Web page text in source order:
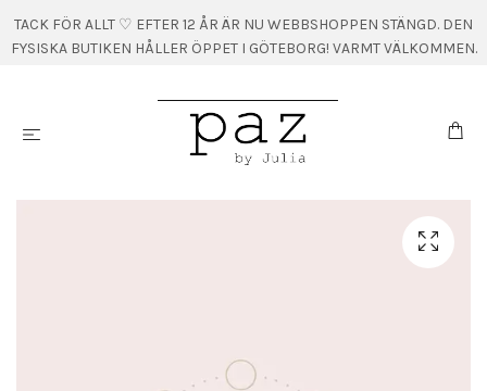
TACK FÖR ALLT ♡ EFTER 12 ÅR ÄR NU WEBBSHOPPEN STÄNGD. DEN
FYSISKA BUTIKEN HÅLLER ÖPPET I GÖTEBORG! VARMT VÄLKOMMEN.